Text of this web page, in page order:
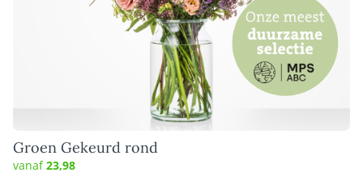
Groen Gekeurd rond
vanaf23,98